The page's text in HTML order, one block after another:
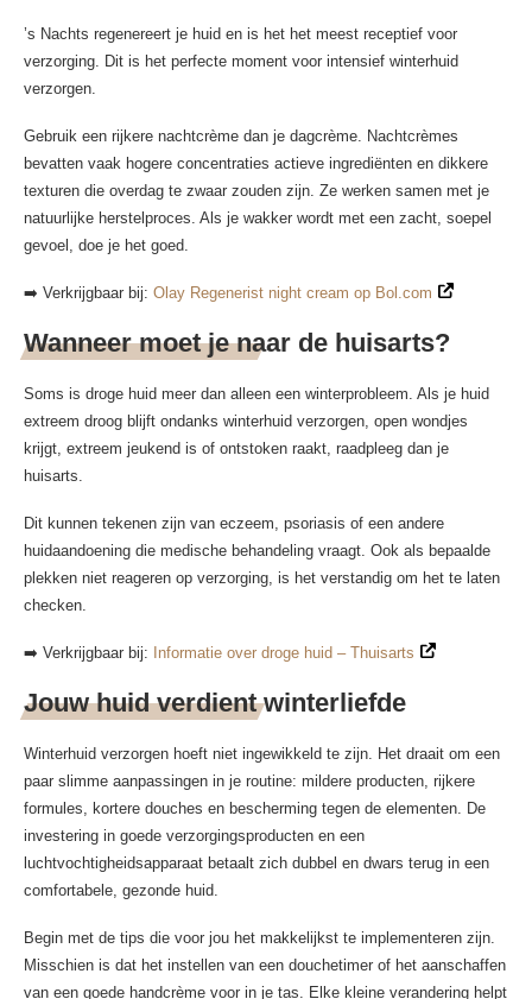
’s Nachts regenereert je huid en is het het meest receptief voor
verzorging. Dit is het perfecte moment voor intensief winterhuid
verzorgen.
Gebruik een rijkere nachtcrème dan je dagcrème. Nachtcrèmes
bevatten vaak hogere concentraties actieve ingrediënten en dikkere
texturen die overdag te zwaar zouden zijn. Ze werken samen met je
natuurlijke herstelproces. Als je wakker wordt met een zacht, soepel
gevoel, doe je het goed.
➡️ Verkrijgbaar bij: Olay Regenerist night cream op Bol.com
Wanneer moet je naar de huisarts?
Soms is droge huid meer dan alleen een winterprobleem. Als je huid
extreem droog blijft ondanks winterhuid verzorgen, open wondjes
krijgt, extreem jeukend is of ontstoken raakt, raadpleeg dan je
huisarts.
Dit kunnen tekenen zijn van eczeem, psoriasis of een andere
huidaandoening die medische behandeling vraagt. Ook als bepaalde
plekken niet reageren op verzorging, is het verstandig om het te laten
checken.
➡️ Verkrijgbaar bij: Informatie over droge huid – Thuisarts
Jouw huid verdient winterliefde
Winterhuid verzorgen hoeft niet ingewikkeld te zijn. Het draait om een
paar slimme aanpassingen in je routine: mildere producten, rijkere
formules, kortere douches en bescherming tegen de elementen. De
investering in goede verzorgingsproducten en een
luchtvochtigheidsapparaat betaalt zich dubbel en dwars terug in een
comfortabele, gezonde huid.
Begin met de tips die voor jou het makkelijkst te implementeren zijn.
Misschien is dat het instellen van een douchetimer of het aanschaffen
van een goede handcrème voor in je tas. Elke kleine verandering helpt